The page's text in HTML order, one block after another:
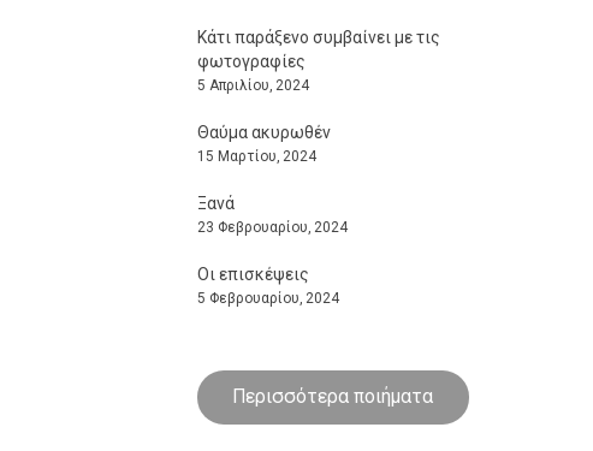
Κάτι παράξενο συμβαίνει με τις
φωτογραφίες
5 Απριλίου, 2024
Θαύμα ακυρωθέν
15 Μαρτίου, 2024
Ξανά
23 Φεβρουαρίου, 2024
Οι επισκέψεις
5 Φεβρουαρίου, 2024
Περισσότερα ποιήματα